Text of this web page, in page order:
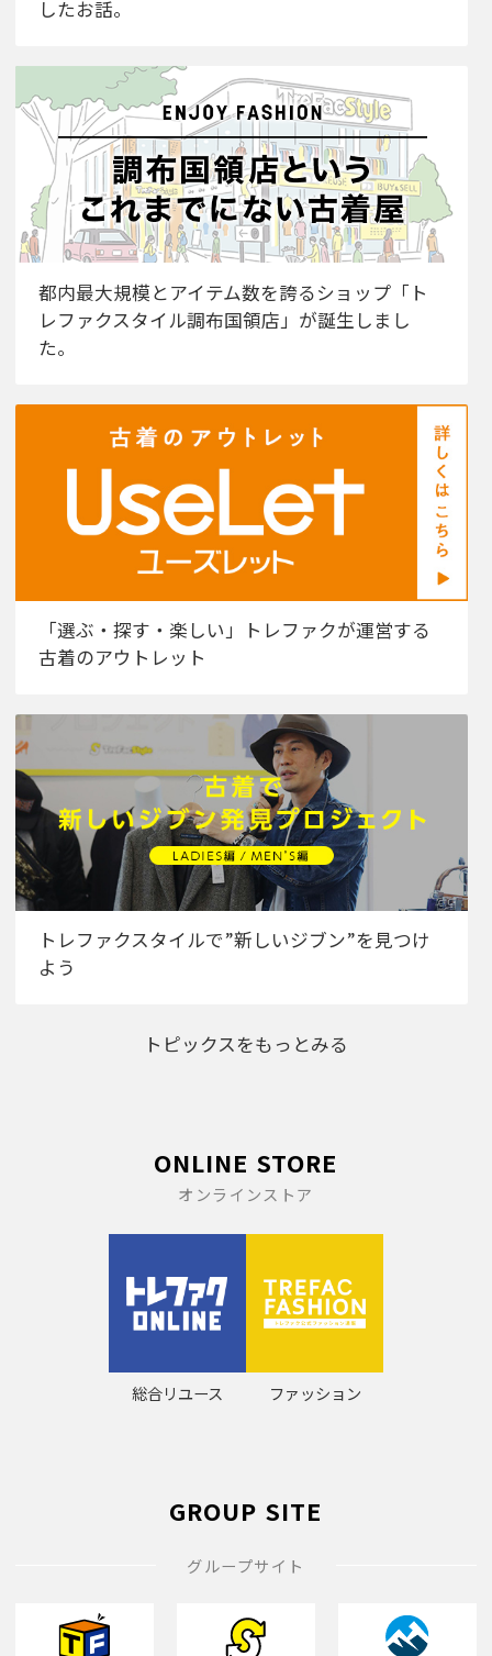
したお話。
都内最大規模とアイテム数を誇るショップ「ト
レファクスタイル調布国領店」が誕生しまし
た。
「選ぶ・探す・楽しい」トレファクが運営する
古着のアウトレット
トレファクスタイルで”新しいジブン”を見つけ
よう
トピックスをもっとみる
ONLINE STORE
オンラインストア
総合リユース ファッション
GROUP SITE
グループサイト